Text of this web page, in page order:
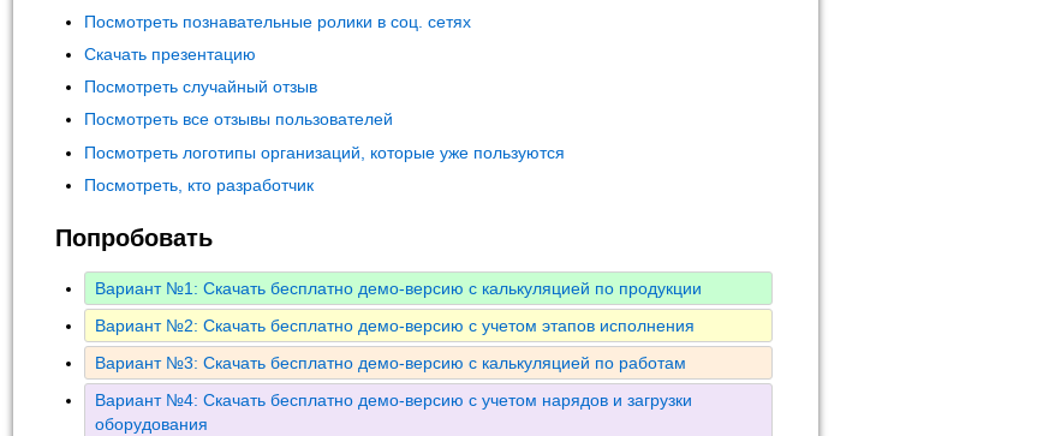
Посмотреть познавательные ролики в соц. сетях
Скачать презентацию
Посмотреть случайный отзыв
Посмотреть все отзывы пользователей
Посмотреть логотипы организаций, которые уже пользуются
Посмотреть, кто разработчик
Попробовать
Вариант №1: Скачать бесплатно демо-версию с калькуляцией по продукции
Вариант №2: Скачать бесплатно демо-версию с учетом этапов исполнения
Вариант №3: Скачать бесплатно демо-версию с калькуляцией по работам
Вариант №4: Скачать бесплатно демо-версию с учетом нарядов и загрузки
оборудования